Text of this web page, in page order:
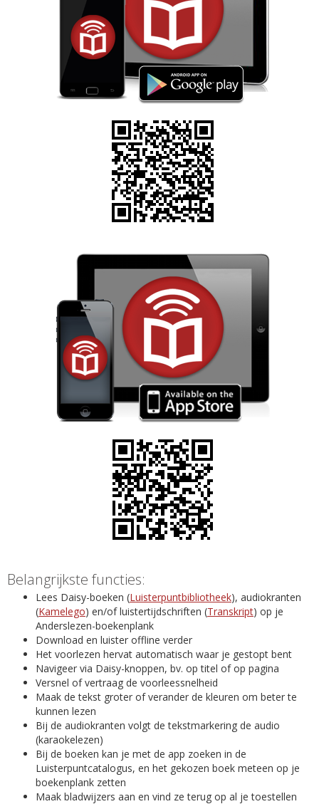
Belangrijkste functies:
Lees Daisy-boeken (Luisterpuntbibliotheek), audiokranten
(Kamelego) en/of luistertijdschriften (Transkript) op je
Anderslezen-boekenplank
Download en luister offline verder
Het voorlezen hervat automatisch waar je gestopt bent
Navigeer via Daisy-knoppen, bv. op titel of op pagina
Versnel of vertraag de voorleessnelheid
Maak de tekst groter of verander de kleuren om beter te
kunnen lezen
Bij de audiokranten volgt de tekstmarkering de audio
(karaokelezen)
Bij de boeken kan je met de app zoeken in de
Luisterpuntcatalogus, en het gekozen boek meteen op je
boekenplank zetten
Maak bladwijzers aan en vind ze terug op al je toestellen